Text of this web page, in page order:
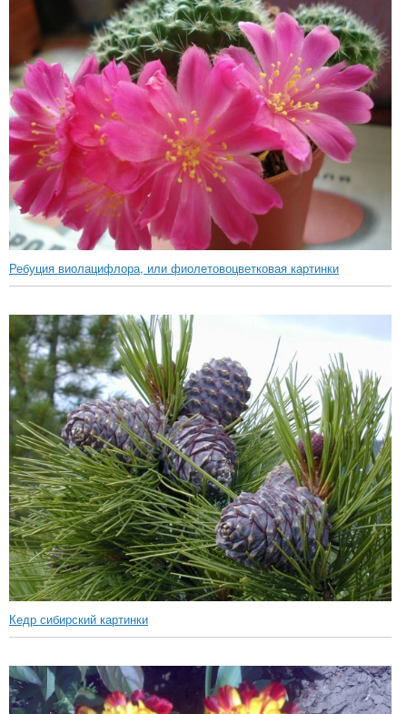
Ребуция виолацифлора, или фиолетовоцветковая картинки
Кедр сибирский картинки